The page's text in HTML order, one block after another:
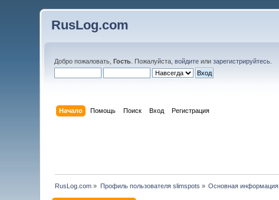
RusLog.com
Добро пожаловать,Гость . Пожалуйста,войдите илизарегистрируйтесь
Начало Помощь Поиск Вход Регистрация
RusLog.com » Профиль пользователя slimspots » Основная информация